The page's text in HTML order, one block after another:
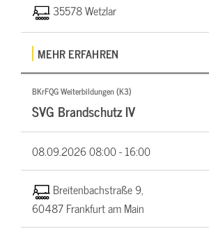
35578 Wetzlar
MEHR ERFAHREN
BKrFQG Weiterbildungen (K3)
SVG Brandschutz IV
08.09.202608:00 - 16:00
Breitenbachstraße 9,
60487 Frankfurt am Main